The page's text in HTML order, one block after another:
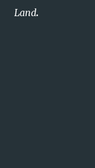
Land.